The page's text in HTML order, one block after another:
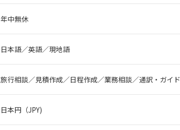
年中無休
日本語／英語／現地語
旅行相談／見積作成／日程作成／業務相談／通訳・ガイド
日本円（JPY)